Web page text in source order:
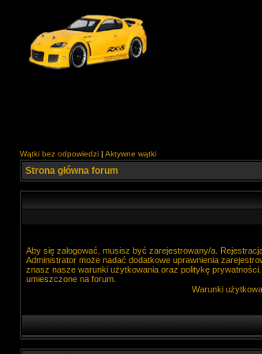
Wątki bez odpowiedzi | Aktywne wątki
Strona główna forum
Aby się zalogować, musisz być zarejestrowany/a.
Administrator może nadać dodatkowe uprawnienia
znasz nasze warunki użytkowania oraz politykę
umieszczone na forum.
Warunki